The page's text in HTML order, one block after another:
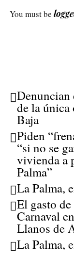
You must be
Denuncian
de la única
Baja
Piden
“si no se
vivienda a
Palma”
La Palma,
El gasto
Carnaval
Llanos de
La Palma,